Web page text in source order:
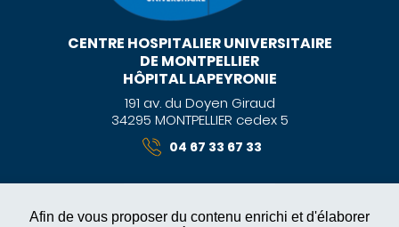
Afin de vous proposer du contenu enrichi et d'élaborer
CENTRE HOSPITALIER UNIVERSITAIRE
DE MONTPELLIER
HÔPITAL LAPEYRONIE
191 av. du Doyen Giraud
34295 MONTPELLIER cedex 5
04 67 33 67 33